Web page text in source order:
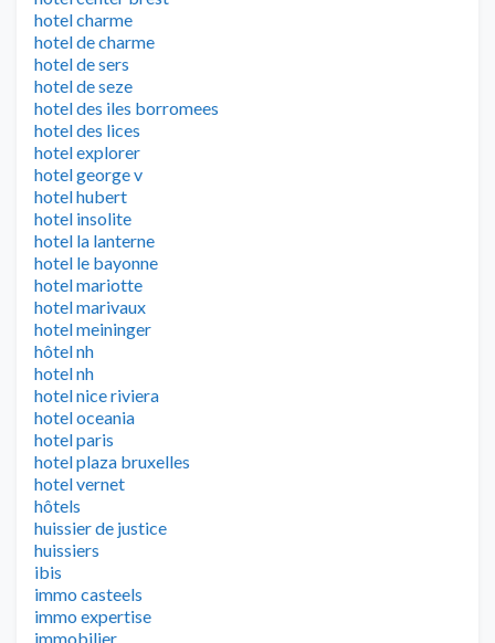
hotel charme
hotel de charme
hotel de sers
hotel de seze
hotel des iles borromees
hotel des lices
hotel explorer
hotel george v
hotel hubert
hotel insolite
hotel la lanterne
hotel le bayonne
hotel mariotte
hotel marivaux
hotel meininger
hôtel nh
hotel nh
hotel nice riviera
hotel oceania
hotel paris
hotel plaza bruxelles
hotel vernet
hôtels
huissier de justice
huissiers
ibis
immo casteels
immo expertise
immobilier